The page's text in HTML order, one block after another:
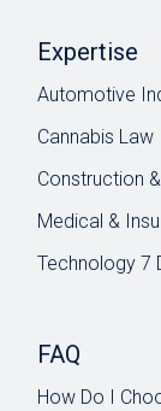
Expertise
Automotive
Cannabis Law
Construction
Medical &
Technology 7
FAQ
How Do I